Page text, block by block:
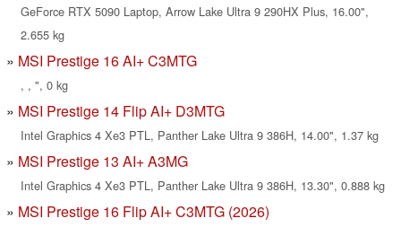
GeForce RTX 5090 Laptop, Arrow Lake Ultra 9 290HX Plus, 16.00",
2.655 kg
MSI Prestige 16 AI+ C3MTG
, , ", 0 kg
MSI Prestige 14 Flip AI+ D3MTG
Intel Graphics 4 Xe3 PTL, Panther Lake Ultra 9 386H, 14.00", 1.37 kg
MSI Prestige 13 AI+ A3MG
Intel Graphics 4 Xe3 PTL, Panther Lake Ultra 9 386H, 13.30", 0.888 kg
MSI Prestige 16 Flip AI+ C3MTG (2026)